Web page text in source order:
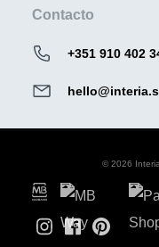
Contacto
+351 910 402
© 2026